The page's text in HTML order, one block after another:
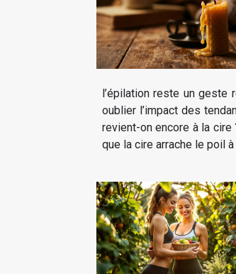
l’épilation reste un
oublier l’impact des
revient-on encore à la cire
que la cire arrache le poil